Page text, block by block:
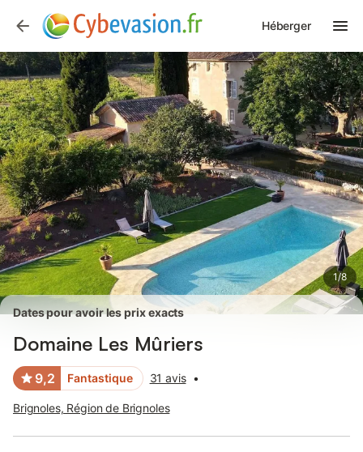
Héberger
1/8
Photos Équipements Avis des voyageurs
Dates pour avoir les prix exacts
Domaine Les Mûriers
9,2 Fantastique 31 avis •
Brignoles, Région de Brignoles